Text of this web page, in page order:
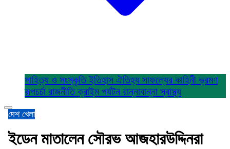
সাহিত্য ও সংস্কৃতিইতিহাস ঐতিহ্য সাফল্যের কাহিনীভ্রমণ
রূপচর্চা রাজনীতিক্রাইম পর্যটন রান্নাবান্নাস্বাস্থ্য
দেশ খেলা
ইডেন মাতালেন সৌরভ আজহারউদ্দিনরা